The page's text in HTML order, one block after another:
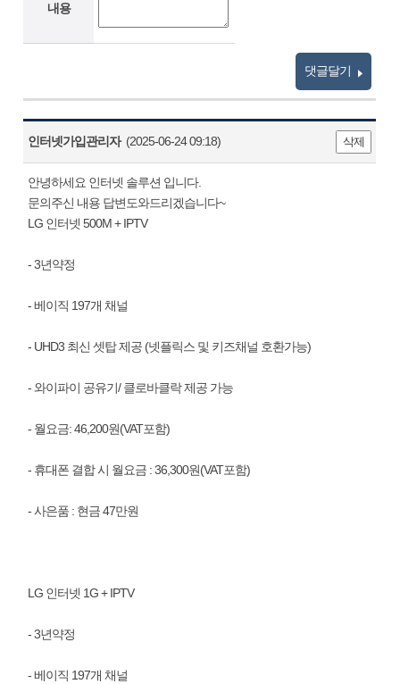
내용
댓글달기
인터넷가입관리자(2025-06-24 09:18) 삭제
안녕하세요 인터넷 솔루션 입니다.
문의주신 내용 답변도와드리겠습니다~
LG 인터넷 500M + IPTV
- 3년약정
- 베이직 197개 채널
- UHD3 최신 셋탑 제공 (넷플릭스 및 키즈채널 호환가능)
- 와이파이 공유기/ 클로바클락 제공 가능
- 월요금: 46,200원(VAT포함)
- 휴대폰 결합 시 월요금 : 36,300원(VAT포함)
- 사은품 : 현금 47만원
LG 인터넷 1G + IPTV
- 3년약정
- 베이직 197개 채널